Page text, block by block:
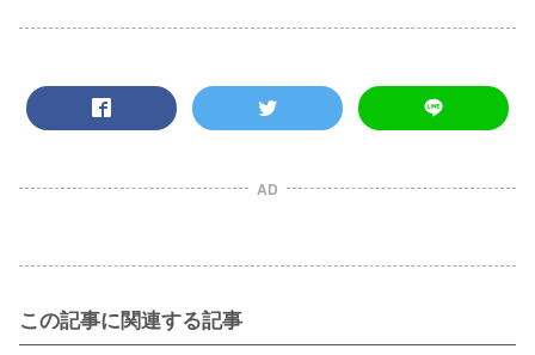
AD
この記事に関連する記事